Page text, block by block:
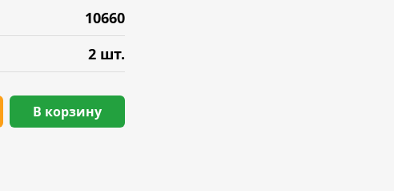
10660
2 шт.
В корзину